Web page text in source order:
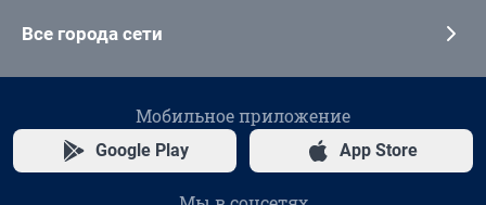
Все города сети
Мобильное приложение
Google Play App Store